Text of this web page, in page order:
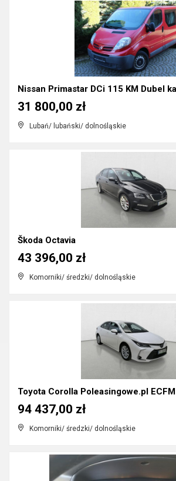
Lubań/ lubański/ dolnośląskie
31 800,00 zł
Škoda Octavia
Komorniki/ średzki/ dolnośląskie
43 396,00 zł
Toyota Corolla Poleasingowe.pl ECFM
Komorniki/ średzki/ dolnośląskie
94 437,00 zł